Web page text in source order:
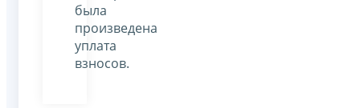
была
произведена
уплата
взносов.